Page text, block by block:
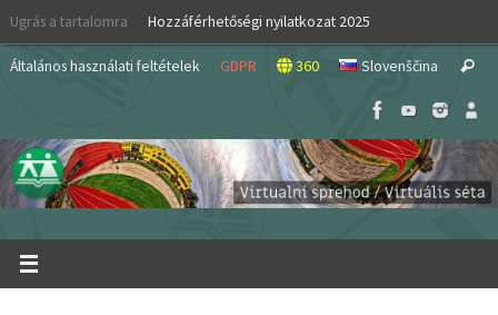
Skip
content
Ugrás a tartalomra Hozzáférhetőségi nyilatkozat 2025
Általános használati feltételek GDPR 360 Slovenščina Search